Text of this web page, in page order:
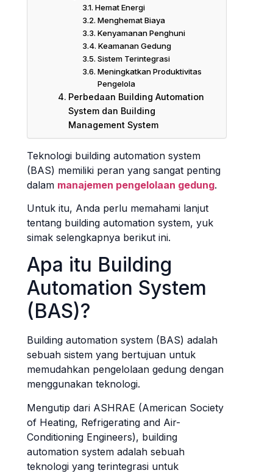
Hemat Energi
Menghemat Biaya
Kenyamanan Penghuni
Keamanan Gedung
Sistem Terintegrasi
Meningkatkan Produktivitas
Pengelola
Perbedaan Building Automation
System dan Building
Management System
Teknologi building automation system
(BAS) memiliki peran yang sangat penting
dalam manajemen pengelolaan gedung.
Untuk itu, Anda perlu memahami lanjut
tentang building automation system, yuk
simak selengkapnya berikut ini.
Apa itu Building
Automation System
(BAS)?
Building automation system (BAS) adalah
sebuah sistem yang bertujuan untuk
memudahkan pengelolaan gedung dengan
menggunakan teknologi.
Mengutip dari ASHRAE (American Society
of Heating, Refrigerating and Air-
Conditioning Engineers), building
automation system adalah sebuah
teknologi yang terintegrasi untuk